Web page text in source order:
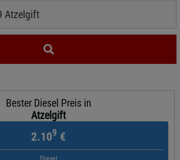
Bester Diesel Preis in
Atzelgift
2.109 €